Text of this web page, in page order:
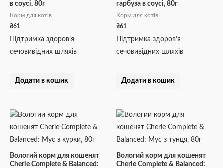
в cоусі, 80г
Корм для котів
₴61
Підтримка здоров’я
сечовивідних шляхів
Додати в кошик
гарбуза в cоусі, 80г
Корм для котів
₴61
Підтримка здоров’я
сечовивідних шляхів
Додати в кошик
Вологий корм для кошенят
Cherie Complete & Balanced:
Вологий корм для кошенят
Cherie Complete & Balanced: